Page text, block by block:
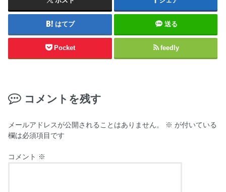
はてブ 送る
Pocket feedly
コメントを残す
メールアドレスが公開されることはありません。 ※ が付いている
欄は必須項目です
コメント ※